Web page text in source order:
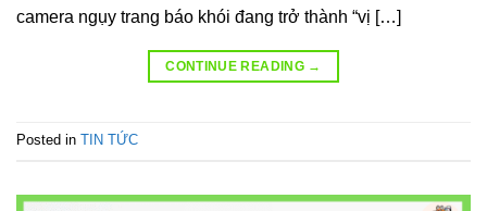
camera ngụy trang báo khói đang trở thành “vị […]
CONTINUE READING →
Posted in TIN TỨC